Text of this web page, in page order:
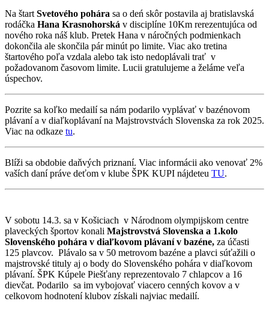
Na štart Svetového pohára sa o deń skôr postavila aj bratislavská
rodáčka Hana Krasnohorská v disciplíne 10Km rerezentujúca od
nového roka náš klub. Pretek Hana v náročných podmienkach
dokončila ale skončila pár minút po limite. Viac ako tretina
štartového poľa vzdala alebo tak isto nedoplávali trať v
požadovanom časovom limite. Lucii gratulujeme a želáme veľa
úspechov.
Pozrite sa koľko medailí sa nám podarilo vyplávať v bazénovom
plávaní a v diaľkoplávaní na Majstrovstvách Slovenska za rok 2025.
Viac na odkaze tu.
Blíži sa obdobie daňvých priznaní. Viac informácii ako venovať 2%
vaších daní práve deťom v klube ŠPK KUPI nájdeteu TU.
V sobotu 14.3. sa v Košiciach v Národnom olympijskom centre
plaveckých športov konali Majstrovstvá Slovenska a 1.kolo
Slovenského pohára v diaľkovom plávaní v bazéne, za účasti
125 plavcov. Plávalo sa v 50 metrovom bazéne a plavci súťažili o
majstrovské tituly aj o body do Slovenského pohára v diaľkovom
plávaní. ŠPK Kúpele Piešťany reprezentovalo 7 chlapcov a 16
dievčat. Podarilo sa im vybojovať viacero cenných kovov a v
celkovom hodnotení klubov získali najviac medailí.